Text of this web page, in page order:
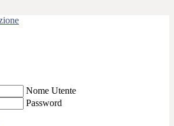
Nome Utente
Password